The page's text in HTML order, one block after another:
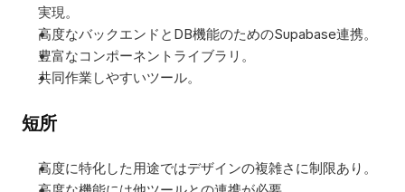
実現。
高度なバックエンドとDB機能のためのSupabase連携。
豊富なコンポーネントライブラリ。
共同作業しやすいツール。
短所
高度に特化した用途ではデザインの複雑さに制限あり。